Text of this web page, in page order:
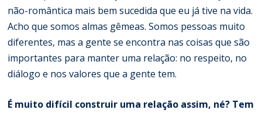
não-romântica mais bem sucedida que eu já tive na vida.
Acho que somos almas gêmeas. Somos pessoas muito
diferentes, mas a gente se encontra nas coisas que são
importantes para manter uma relação: no respeito, no
diálogo e nos valores que a gente tem.
É muito difícil construir uma relação assim, né? Tem